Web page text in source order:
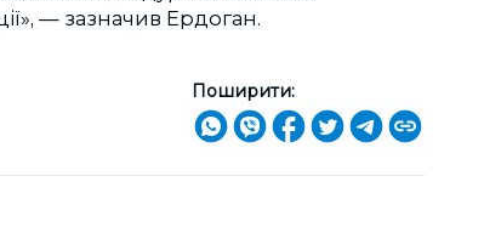
— зазначив Ердоган.
Поширити: